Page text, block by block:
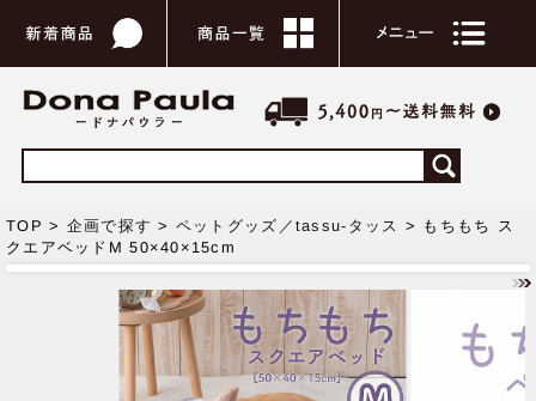
TOP > 企画で探す > ペットグッズ／tassu-タッス > もちもち ス
クエアベッドM 50×40×15cm